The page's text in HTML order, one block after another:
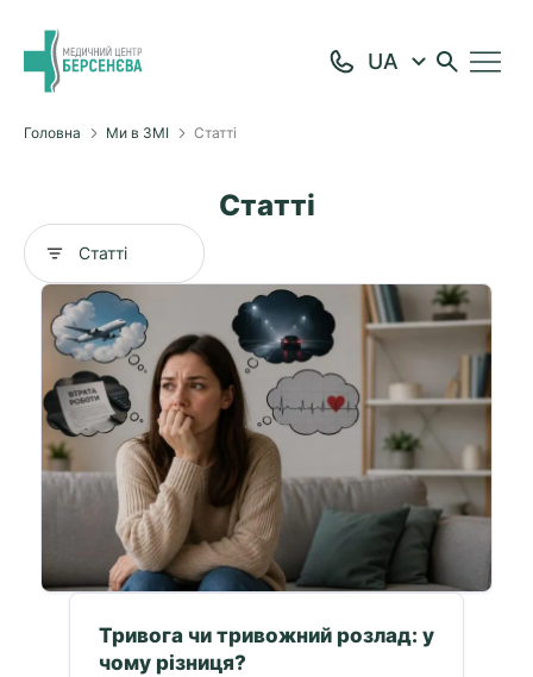
Головна Ми в ЗМІ Статті
Статті
Тривога чи тривожний розлад: у
чому різниця?